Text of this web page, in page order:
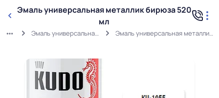
Эмаль универсальная металлик бирюза 520
мл
Эмаль универсальная Металлик Эмаль универсальная металлик бирюза 520 мл